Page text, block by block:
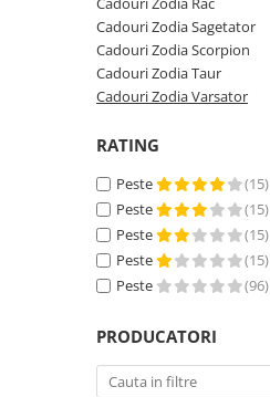
Cadouri Zodia Sagetator
Cadouri Zodia Scorpion
Cadouri Zodia Taur
Cadouri Zodia Varsator
RATING
Peste
(15)
Peste
(15)
Peste
(15)
Peste
(15)
Peste
(96)
PRODUCATORI